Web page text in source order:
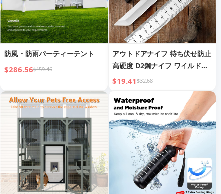
防風・防雨パーティーテント
$286.56$459.46
アウトドアナイフ 待ち伏せ防止
高硬度 D2鋼ナイフ ワイルドサ
バイバル ポケットナイフ スト
レートナイフ ミリタリーナイフ
$19.41$32.68